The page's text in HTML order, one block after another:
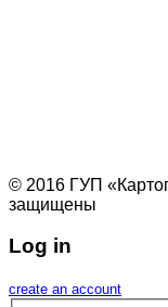
© 2016 ГУП
защищены
Log in
create an account